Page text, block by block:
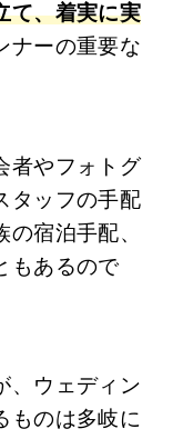
て、着実に実
ナーの重要な
者やフォトグ
タッフの手配
宿泊手配、
もあるので
、ウェディン
ものは多岐に